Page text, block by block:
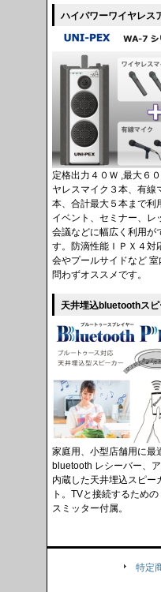
ハイパワーワイヤレス
定格出力４０Ｗ ,最大６
ヤレスマイク３本、有線
本、合計最大５本まで利
イベント、セミナー、レ
会議などに幅広く利用が
す。防滴性能ＩＰＸ４対
会やプールサイドなど 室
問わずオススメです。
天井埋込bluetoothス
家庭用、小型店舗用に最
bluetooth レシーバー、
内蔵した天井埋込スピー
ト。TVと接続するための
スミッター付属。
特定